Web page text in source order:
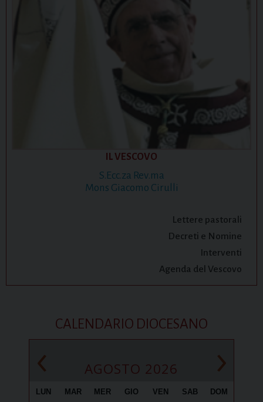
IL VESCOVO
S.Ecc.za Rev.ma
Mons Giacomo Cirulli
Lettere pastorali
Decreti e Nomine
Interventi
Agenda del Vescovo
CALENDARIO DIOCESANO
‹ AGOSTO 2026 ›
LUN MAR MER GIO VEN SAB DOM